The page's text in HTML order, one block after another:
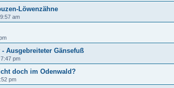
Löwenzähne
am
Ausgebreiteter Gänsefuß
pm
doch im Odenwald?
pm